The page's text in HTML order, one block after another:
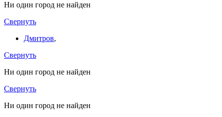
Ни один город не найден
Свернуть
Дмитров,
Свернуть
Ни один город не найден
Свернуть
Ни один город не найден